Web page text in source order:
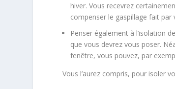
hiver. Vous recevrez
compenser le gaspillage fait par
Penser également à l’isolation
que vous devrez vous poser.
fenêtre, vous pouvez, par
Vous l’aurez compris, pour isoler